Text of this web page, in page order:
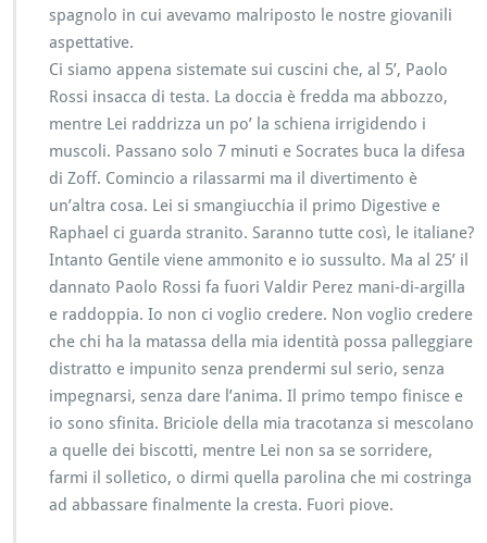
spagnolo in cui avevamo malriposto le nostre giovanili
aspettative.
Ci siamo appena sistemate sui cuscini che, al 5’, Paolo
Rossi insacca di testa. La doccia è fredda ma abbozzo,
mentre Lei raddrizza un po’ la schiena irrigidendo i
muscoli. Passano solo 7 minuti e Socrates buca la difesa
di Zoff. Comincio a rilassarmi ma il divertimento è
un’altra cosa. Lei si smangiucchia il primo Digestive e
Raphael ci guarda stranito. Saranno tutte così, le italiane?
Intanto Gentile viene ammonito e io sussulto. Ma al 25’ il
dannato Paolo Rossi fa fuori Valdir Perez mani-di-argilla
e raddoppia. Io non ci voglio credere. Non voglio credere
che chi ha la matassa della mia identità possa palleggiare
distratto e impunito senza prendermi sul serio, senza
impegnarsi, senza dare l’anima. Il primo tempo finisce e
io sono sfinita. Briciole della mia tracotanza si mescolano
a quelle dei biscotti, mentre Lei non sa se sorridere,
farmi il solletico, o dirmi quella parolina che mi costringa
ad abbassare finalmente la cresta. Fuori piove.